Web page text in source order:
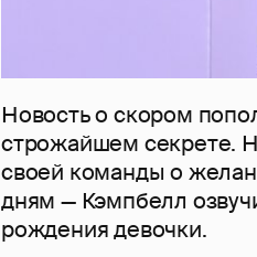
Новость о скором
строжайшем секрете.
своей команды о
дням — Кэмпбелл
рождения девочки.